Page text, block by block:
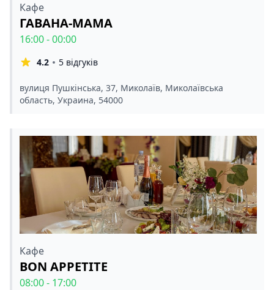
Кафе
ГАВАНА-МАМА
16:00 - 00:00
4.2 5 відгуків
вулиця Пушкінська, 37, Миколаїв, Миколаївська
область, Украина, 54000
Кафе
BON APPETITE
08:00 - 17:00